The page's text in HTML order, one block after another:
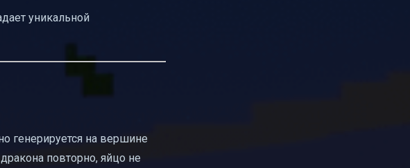
уникальной
генерируется на вершине
повторно, яйцо не